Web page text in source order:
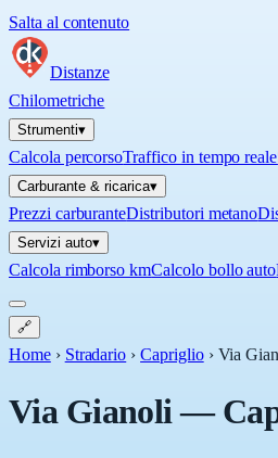
Salta al contenuto
Distanze
Chilometriche
Strumenti▾
Calcola percorsoTraffico in tempo reale
Carburante & ricarica▾
Prezzi carburanteDistributori metano
Servizi auto▾
Calcola rimborso kmCalcolo bollo auto
🔗
Home › Stradario › Capriglio › Via
Via Gianoli—